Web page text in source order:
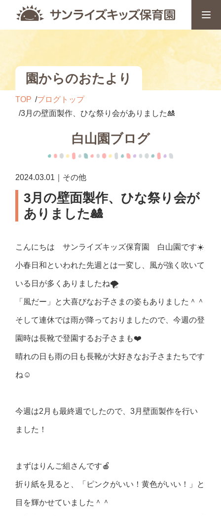
園からのおたより
TOP
ブログトップ
3月の壁面製作、ひな祭り会がありました🎎
白山園ブログ
2024.03.01｜その他
3月の壁面製作、ひな祭り会が
ありました🎎
こんにちは サンライズキッズ保育園 白山園です☀️
小春日和といわれた先週とは一変し、風が強く吹いて
いる日が多くありましたね🌪️
「風だー」と大喜びなお子さまの姿もありました＾＾
そして連休では雨が降っておりましたので、今週の登
園時は長靴で登園するお子さまも❤️
晴れの日も雨の日も長靴が大好きなお子さまたちです
ね☺️
今週は2月も最終週でしたので、3月壁面製作を行い
ました！
まずはりんご組さんです🍎
折り紙を見ると、「ピンクがいい！黄色がいい！」と
目を輝かせていました＾＾